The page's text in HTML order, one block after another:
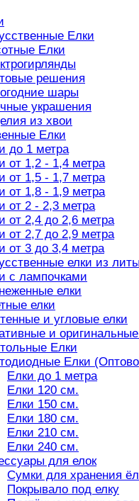
Елки
Елки
решения
шары
украшения
из хвои
Елки
до 1 метра
от 1,2 - 1,4 метра
от 1,5 - 1,7 метра
от 1,8 - 1,9 метра
от 2 - 2,3 метра
от 2,4 до 2,6 метра
от 2,7 до 2,9 метра
от 3 до 3,4 метра
елки из
с лампочками
елки
елки
и угловые елки
и
Елки
Елки
Елки до 1 метра
Елки 120 см.
Елки 150 см.
Елки 180 см.
Елки 210 см.
Елки 240 см.
для елок
Сумки для хранения
Покрывало под елку